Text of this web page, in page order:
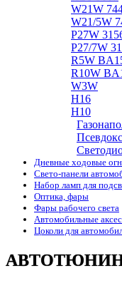
W21W
W21/5W
P27W
P27/7W
R5W
R10W
W3W
H16
H10
Дневные ходовые
Свето-панели
Набор ламп для
Оптика, фары
Фары рабочего света
Автомобильные
Цоколи для